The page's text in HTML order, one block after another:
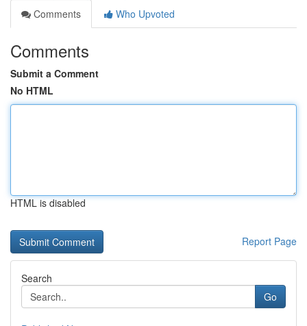
Comments
Who Upvoted
Comments
Submit a Comment
No HTML
HTML is disabled
Report Page
Search
Go